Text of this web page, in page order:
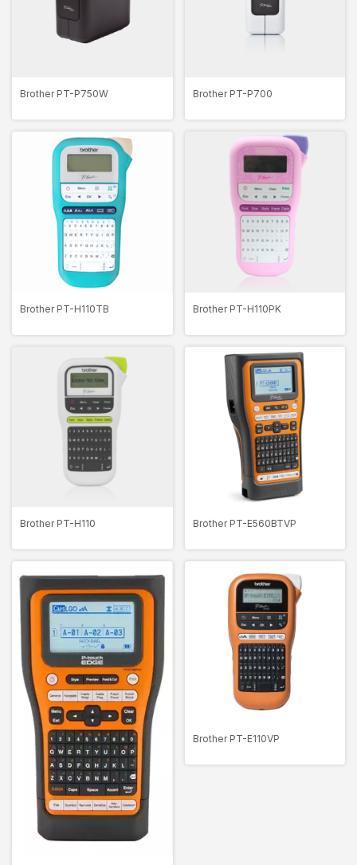
Brother PT-P750W Brother PT-P700
Brother PT-H110TB Brother PT-H110PK
Brother PT-H110 Brother PT-E560BTVP
Brother PT-E110VP